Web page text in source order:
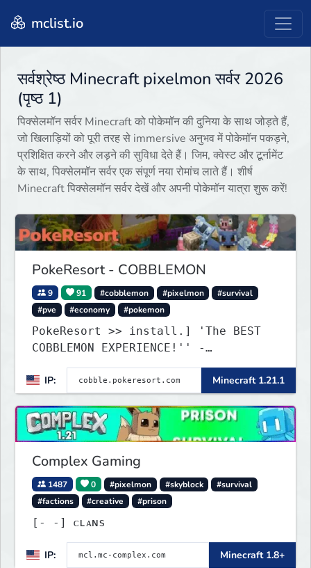
mclist.io
सर्वश्रेष्ठ Minecraft pixelmon सर्वर 2026
(पृष्ठ 1)
पिक्सेलमॉन सर्वर Minecraft को पोकेमॉन की दुनिया के साथ जोड़ते हैं,
जो खिलाड़ियों को पूरी तरह से immersive अनुभव में पोकेमॉन पकड़ने,
प्रशिक्षित करने और लड़ने की सुविधा देते हैं। जिम, क्वेस्ट और टूर्नामेंट
के साथ, पिक्सेलमॉन सर्वर एक संपूर्ण नया रोमांच लाते हैं। शीर्ष
Minecraft पिक्सेलमॉन सर्वर देखें और अपनी पोकेमॉन यात्रा शुरू करें!
PokeResort - COBBLEMON
9 91 #cobblemon #pixelmon
#survival
#pve
#economy #pokemon
PokeResort >> install.] 'The BEST
COBBLEMON EXPERIENCE!'' -
TripAdvisor[❤
IP:
Minecraft 1.21.1
Complex Gaming
1487 0 #pixelmon #skyblock
#survival
#factions
#creative #prison
[‐ ‐] ᴄʟᴀɴs
IP: Minecraft 1.8+